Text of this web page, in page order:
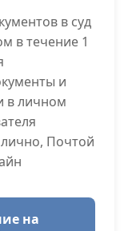
в суд
в течение 1
и
в личном
лично, Почтой
на